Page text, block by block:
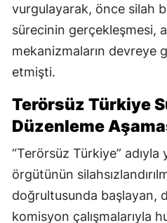
vurgulayarak, önce silah
sürecinin gerçekleşmesi,
mekanizmaların devreye
etmişti.
Terörsüz Türkiye
Düzenleme
“Terörsüz Türkiye”
örgütünün
doğrultusunda başlayan,
komisyon çalışmalarıyla